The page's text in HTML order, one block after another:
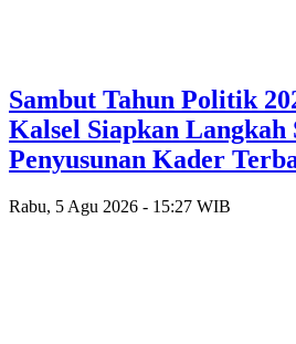
Sambut Tahun Politik
Kalsel Siapkan Langkah
Penyusunan Kader
Rabu, 5 Agu 2026 - 15:27 WIB